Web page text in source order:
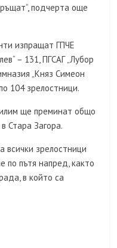
подчерта още
изпращат ГПЧЕ
– 131, ПГСАГ „Лубор
„Княз Симеон
104 зрелостници.
ще преминат общо
Стара Загора.
всички зрелостници
по пътя напред, както
в който са